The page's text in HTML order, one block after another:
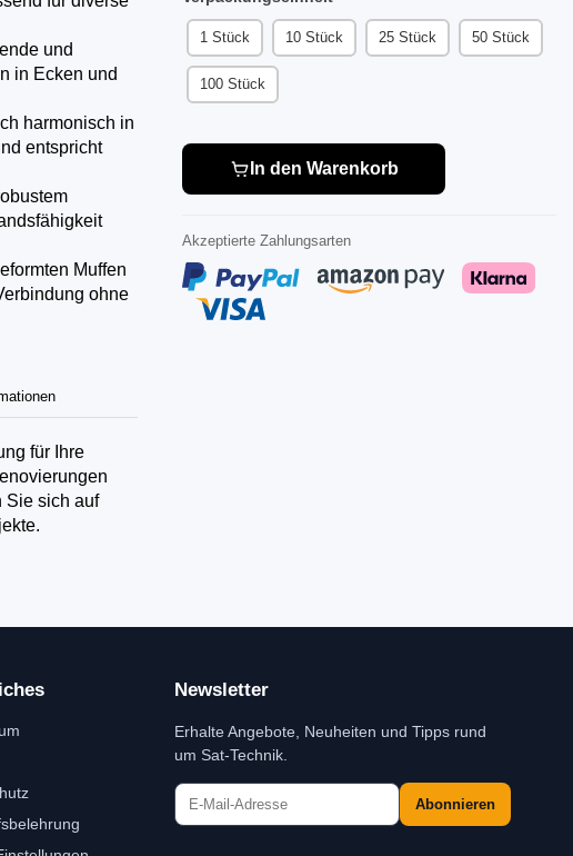
und
in Ecken und
harmonisch in
entspricht
Muffen
ohne
für Ihre
Sie sich auf
1 Stück 10 Stück 25 Stück 50 Stück
100 Stück
In den Warenkorb
Akzeptierte Zahlungsarten
Newsletter
Erhalte Angebote, Neuheiten und Tipps rund
um Sat-Technik.
Abonnieren